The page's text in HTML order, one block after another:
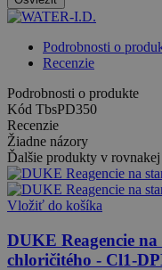
Podrobnosti o
Recenzie
Podrobnosti o produkte
Kód TbsPD350
Recenzie
Žiadne názory
Ďalšie produkty v
Vložiť do košíka
DUKE Reagencie
chloričitého - Cl1-